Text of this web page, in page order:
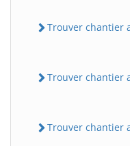
Trouver chantier
Trouver chantier
Trouver chantier